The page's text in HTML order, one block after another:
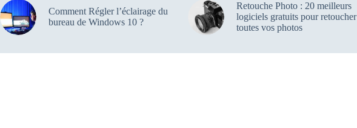
Comment Régler l’éclairage du
bureau de Windows 10 ?
Retouche Photo : 20 meilleurs
logiciels gratuits pour retoucher
toutes vos photos